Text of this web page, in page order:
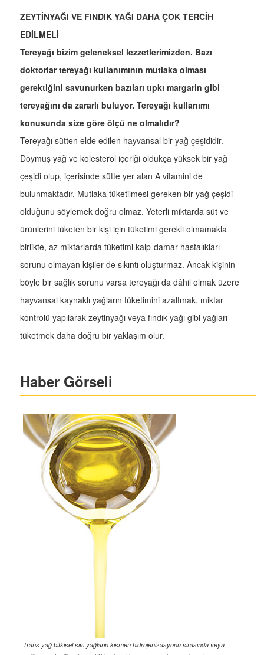
ZEYTİNYAĞI VE FINDIK YAĞI DAHA ÇOK TERCİH
EDİLMELİ
Tereyağı bizim geleneksel lezzetlerimizden. Bazı
doktorlar tereyağı kullanımının mutlaka olması
gerektiğini savunurken bazıları tıpkı margarin gibi
tereyağını da zararlı buluyor. Tereyağı kullanımı
konusunda size göre ölçü ne olmalıdır?
Tereyağı sütten elde edilen hayvansal bir yağ çeşididir.
Doymuş yağ ve kolesterol içeriği oldukça yüksek bir yağ
çeşidi olup, içerisinde sütte yer alan A vitamini de
bulunmaktadır. Mutlaka tüketilmesi gereken bir yağ çeşidi
olduğunu söylemek doğru olmaz. Yeterli miktarda süt ve
ürünlerini tüketen bir kişi için tüketimi gerekli olmamakla
birlikte, az miktarlarda tüketimi kalp-damar hastalıkları
sorunu olmayan kişiler de sıkıntı oluşturmaz. Ancak kişinin
böyle bir sağlık sorunu varsa tereyağı da dâhil olmak üzere
hayvansal kaynaklı yağların tüketimini azaltmak, miktar
kontrolü yapılarak zeytinyağı veya fındık yağı gibi yağları
tüketmek daha doğru bir yaklaşım olur.
Haber Görseli
Trans yağ bitkisel sıvı yağların kısmen hidrojenizasyonu sırasında veya